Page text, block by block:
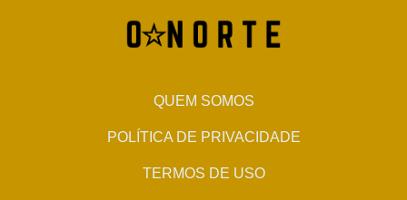
QUEM SOMOS
POLÍTICA DE PRIVACIDADE
TERMOS DE USO